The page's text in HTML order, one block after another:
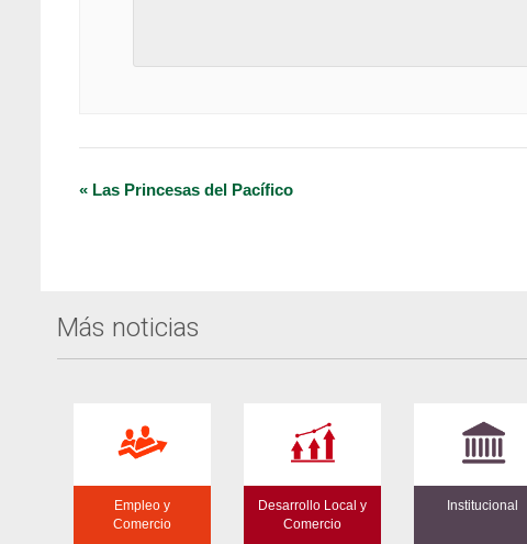
Navegación
« Las Princesas del Pacífico
Más noticias
Empleo y
Comercio
Desarrollo Local y
Comercio
Institucional